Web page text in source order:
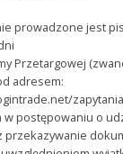
prowadzone jest
Przetargowej
adresem:
w postępowaniu o
przekazywanie